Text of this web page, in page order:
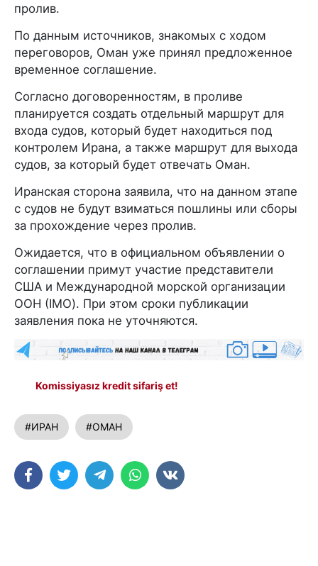
пролив.
По данным источников, знакомых с ходом
переговоров, Оман уже принял предложенное
временное соглашение.
Согласно договоренностям, в проливе
планируется создать отдельный маршрут для
входа судов, который будет находиться под
контролем Ирана, а также маршрут для выхода
судов, за который будет отвечать Оман.
Иранская сторона заявила, что на данном этапе
с судов не будут взиматься пошлины или сборы
за прохождение через пролив.
Ожидается, что в официальном объявлении о
соглашении примут участие представители
США и Международной морской организации
ООН (IMO). При этом сроки публикации
заявления пока не уточняются.
Komissiyasız kredit sifariş et!
#ИРАН #ОМАН